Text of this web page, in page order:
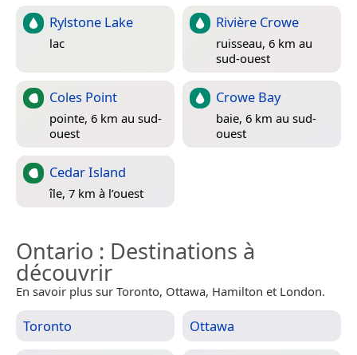
Rylstone Lake
lac
Rivière Crowe
ruisseau, 6 km au
sud-ouest
Coles Point
pointe, 6 km au sud-
ouest
Crowe Bay
baie, 6 km au sud-
ouest
Cedar Island
île, 7 km à l’ouest
Ontario : Destinations à
découvrir
En savoir plus sur Toronto, Ottawa, Hamilton et London.
Toronto Ottawa